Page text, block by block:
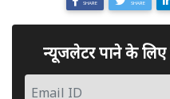
SHARE SHARE
न्यूजलेटर पाने के लिए